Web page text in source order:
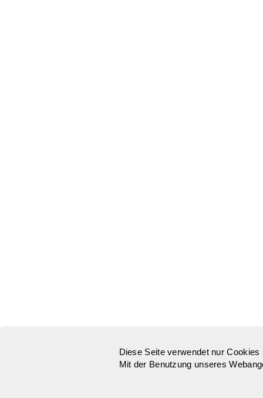
Diese Seite verwendet nur
Mit der Benutzung unseres